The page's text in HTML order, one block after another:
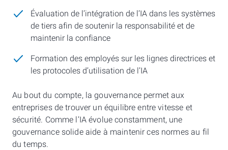
Évaluation de l’intégration de l’IA dans les systèmes
de tiers afin de soutenir la responsabilité et de
maintenir la confiance
Formation des employés sur les lignes directrices et
les protocoles d’utilisation de l’IA
Au bout du compte, la gouvernance permet aux
entreprises de trouver un équilibre entre vitesse et
sécurité. Comme l’IA évolue constamment, une
gouvernance solide aide à maintenir ces normes au fil
du temps.